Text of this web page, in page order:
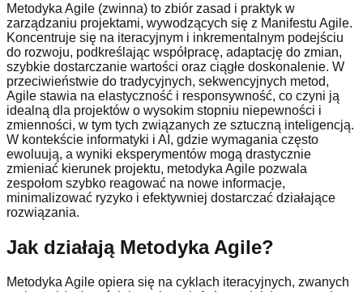
Metodyka Agile (zwinna) to zbiór zasad i praktyk w
zarządzaniu projektami, wywodzących się z Manifestu Agile.
Koncentruje się na iteracyjnym i inkrementalnym podejściu
do rozwoju, podkreślając współpracę, adaptację do zmian,
szybkie dostarczanie wartości oraz ciągłe doskonalenie. W
przeciwieństwie do tradycyjnych, sekwencyjnych metod,
Agile stawia na elastyczność i responsywność, co czyni ją
idealną dla projektów o wysokim stopniu niepewności i
zmienności, w tym tych związanych ze sztuczną inteligencją.
W kontekście informatyki i AI, gdzie wymagania często
ewoluują, a wyniki eksperymentów mogą drastycznie
zmieniać kierunek projektu, metodyka Agile pozwala
zespołom szybko reagować na nowe informacje,
minimalizować ryzyko i efektywniej dostarczać działające
rozwiązania.
Jak działają Metodyka Agile?
Metodyka Agile opiera się na cyklach iteracyjnych, zwanych